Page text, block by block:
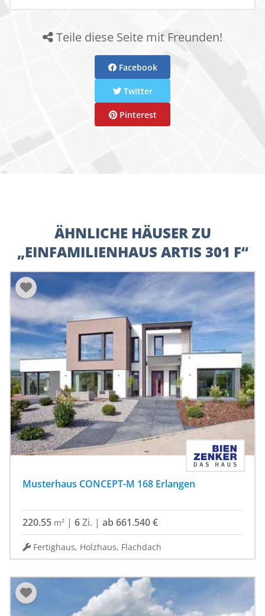
Teile diese Seite mit Freunden!
Facebook
Twitter
Pinterest
ÄHNLICHE HÄUSER ZU
„EINFAMILIENHAUS ARTIS 301 F“
Musterhaus CONCEPT-M 168 Erlangen
220.55 m² | 6Zi. | ab 661.540 €
Fertighaus, Holzhaus, Flachdach